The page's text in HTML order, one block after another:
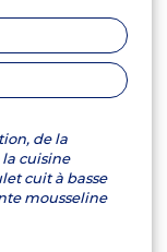
de la
cuisine
cuit à basse
mousseline